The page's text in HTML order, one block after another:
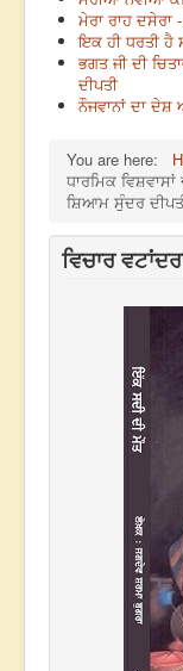
ਮੇਰਾ ਰਾਹ
ਇਕ ਹੀ ਧਰਤੀ ਹੈ
ਭਗਤ ਜੀ ਦੀ
ਦੀਪਤੀ
ਨੌਜਵਾਨਾਂ ਦਾ ਦੇਸ਼
You are here:
ਧਾਰਮਿਕ
ਸ਼ਿਆਮ ਸੁੰਦਰ
ਵਿਚਾਰ